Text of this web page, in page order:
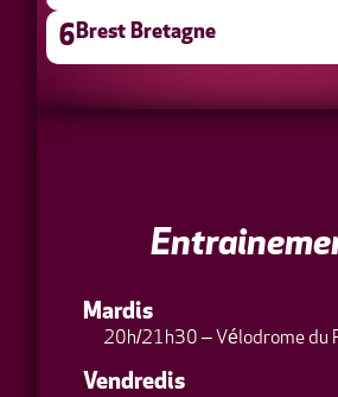
6Brest Bretagne
Mardis
20h/21h30 – Vélodrome du
Vendredis